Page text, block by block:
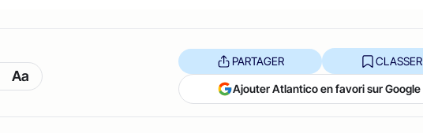
Aa
PARTAGER CLASSER
Ajouter Atlantico en favori sur Google